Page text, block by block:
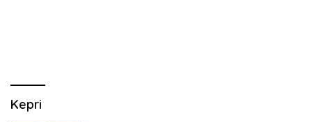
Kepri